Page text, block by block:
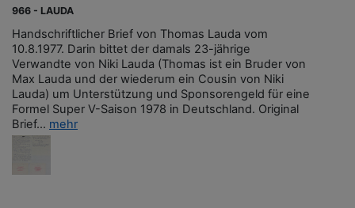
966 - LAUDA
Handschriftlicher Brief von Thomas Lauda vom
10.8.1977. Darin bittet der damals 23-jährige
Verwandte von Niki Lauda (Thomas ist ein Bruder von
Max Lauda und der wiederum ein Cousin von Niki
Lauda) um Unterstützung und Sponsorengeld für eine
Formel Super V-Saison 1978 in Deutschland. Original
Brief... mehr